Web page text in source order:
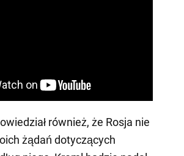
również, że Rosja nie
żądań dotyczących